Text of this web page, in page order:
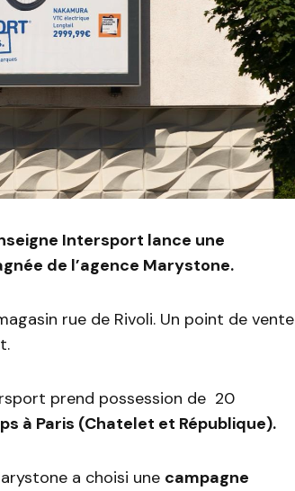
Intersport lance une
de l’agence Marystone.
rue de Rivoli. Un point de vente
prend possession de 20
à Paris (Chatelet et République).
a choisi une campagne